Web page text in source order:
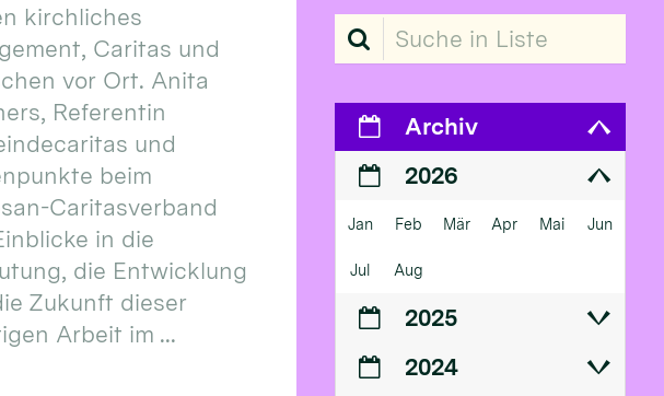
kirchliches
Caritas und
vor Ort. Anita
Referentin
und
beim
Caritasverband
in die
die Entwicklung
Zukunft dieser
Arbeit im ...
Suche in Liste
Archiv
2026
Jan Feb Mär Apr Mai Jun
Jul Aug
2025
2024